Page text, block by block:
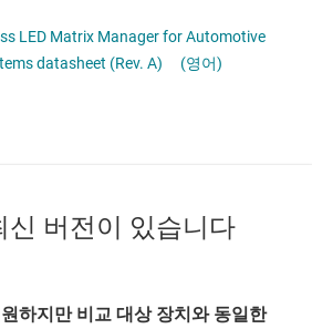
LED Matrix Manager for Automotive
datasheet (Rev. A)
(영어)
신 버전이 있습니다
하지만 비교 대상 장치와 동일한